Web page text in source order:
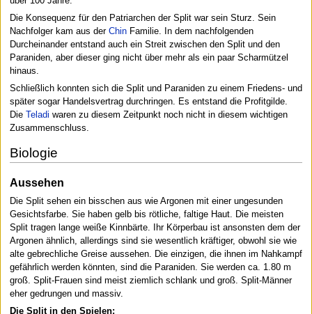
Die Konsequenz für den Patriarchen der Split war sein Sturz. Sein
Nachfolger kam aus der ChinFamilie. In dem nachfolgenden
Durcheinander entstand auch ein Streit zwischen den Split und den
Paraniden, aber dieser ging nicht über mehr als ein paar Scharmützel
hinaus.
Schließlich konnten sich die Split und Paraniden zu einem Friedens- und
später sogar Handelsvertrag durchringen. Es entstand die Profitgilde.
Die
Teladi waren zu diesem Zeitpunkt noch nicht in diesem wichtigen
Zusammenschluss.
Biologie
Aussehen
Die Split sehen ein bisschen aus wie Argonen mit einer ungesunden
Gesichtsfarbe. Sie haben gelb bis rötliche, faltige Haut. Die meisten
Split tragen lange weiße Kinnbärte. Ihr Körperbau ist ansonsten dem der
Argonen ähnlich, allerdings sind sie wesentlich kräftiger, obwohl sie wie
alte gebrechliche Greise aussehen. Die einzigen, die ihnen im Nahkampf
gefährlich werden könnten, sind die Paraniden. Sie werden ca. 1.80 m
groß. Split-Frauen sind meist ziemlich schlank und groß. Split-Männer
eher gedrungen und massiv.
Die Split in den Spielen: